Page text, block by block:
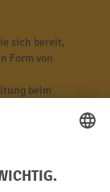
sich bereit,
Form von
beim